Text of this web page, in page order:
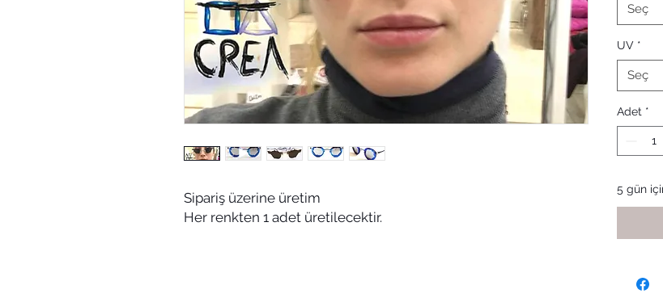
Sipariş üzerine üretim
Her renkten 1 adet üretilecektir.
Seç
UV *
Seç
Adet *
5 gün